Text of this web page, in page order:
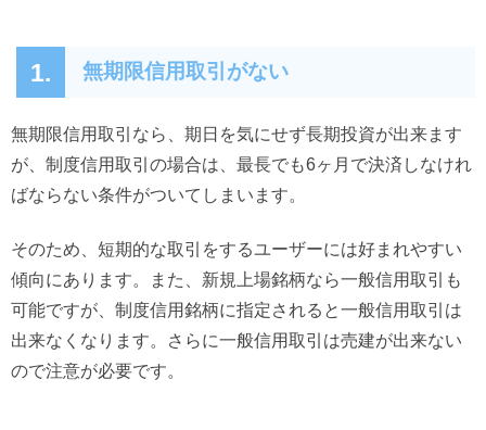
1. 無期限信用取引がない
無期限信用取引なら、期日を気にせず長期投資が出来ます
が、制度信用取引の場合は、最長でも6ヶ月で決済しなけれ
ばならない条件がついてしまいます。
そのため、短期的な取引をするユーザーには好まれやすい
傾向にあります。また、新規上場銘柄なら一般信用取引も
可能ですが、制度信用銘柄に指定されると一般信用取引は
出来なくなります。さらに一般信用取引は売建が出来ない
ので注意が必要です。